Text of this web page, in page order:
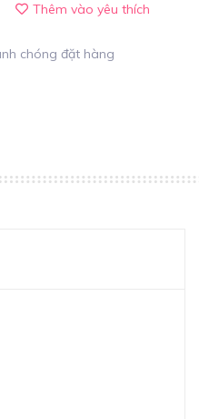
Thêm vào yêu thích
chóng đặt hàng